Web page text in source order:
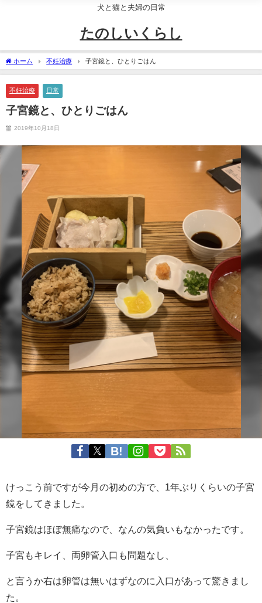
犬と猫と夫婦の日常
たのしいくらし
ホーム 不妊治療 子宮鏡と、ひとりごはん
不妊治療 日常
子宮鏡と、ひとりごはん
2019年10月18日
けっこう前ですが今月の初めの方で、1年ぶりくらいの子宮
鏡をしてきました。
子宮鏡はほぼ無痛なので、なんの気負いもなかったです。
子宮もキレイ、両卵管入口も問題なし、
と言うか右は卵管は無いはずなのに入口があって驚きまし
た。